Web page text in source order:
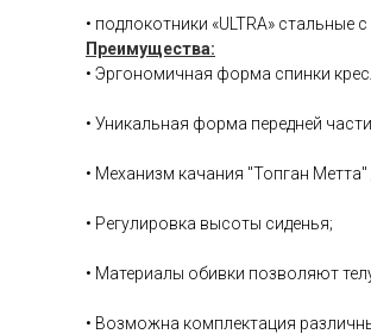
• подлокотники «ULTRA»
Преимущества:
• Эргономичная форма спинки
• Уникальная форма передней
• Механизм качания "Топган
• Регулировка высоты сиденья;
• Материалы обивки позволяют
• Возможна комплектация